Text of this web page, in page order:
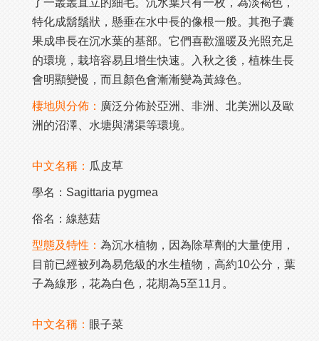
特化成鬍鬚狀，懸垂在水中長的像根一般。其孢子囊
果成串長在沉水葉的基部。它們喜歡溫暖及光照充足
的環境，栽培容易且增生快速。入秋之後，植株生長
會明顯變慢，而且顏色會漸漸變為黃綠色。
棲地與分佈： 廣泛分佈於亞洲、非洲、北美洲以及歐
洲的沼澤、水塘與溝渠等環境。
中文名稱： 瓜皮草
學名：Sagittaria pygmea
俗名：線慈菇
型態及特性： 為沉水植物，因為除草劑的大量使用，
目前已經被列為易危級的水生植物，高約10公分，葉
子為線形，花為白色，花期為5至11月。
中文名稱： 眼子菜